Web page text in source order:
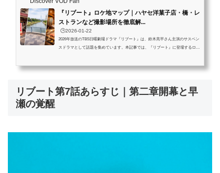
『リブート』ロケ地マップ｜ハヤセ洋菓子店・橋・レ
ストランなど撮影場所を徹底解...
🕒️2026-01-22
2026年放送のTBS日曜劇場ドラマ『リブート』は、鈴木亮平さん主演のサスペン
スドラマとして話題を集めています。本記事では、『リブート』に登場するロケ
など、実在するドラマの撮影地をマップ形式で網羅しており、聖地巡礼や旅行プ
しており、ドラマファン・ロケ地巡りファン必見の内容です。この記事は...
リブート第7話あらすじ｜第二章開幕と早
瀬の覚醒